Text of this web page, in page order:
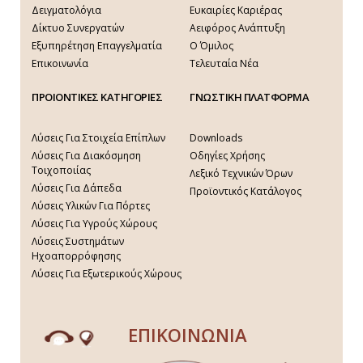
Δειγματολόγια
Δίκτυο Συνεργατών
Εξυπηρέτηση Επαγγελματία
Επικοινωνία
Ευκαιρίες Καριέρας
Αειφόρος Ανάπτυξη
Ο Όμιλος
Τελευταία Νέα
ΠΡΟΙΟΝΤΙΚΕΣ ΚΑΤΗΓΟΡΙΕΣ
Λύσεις Για Στοιχεία Επίπλων
Λύσεις Για Διακόσμηση
Τοιχοποιίας
Λύσεις Για Δάπεδα
Λύσεις Υλικών Για Πόρτες
Λύσεις Για Υγρούς Χώρους
Λύσεις Συστημάτων
Ηχοαπορρόφησης
Λύσεις Για Εξωτερικούς Χώρους
ΓΝΩΣΤΙΚΗ ΠΛΑΤΦΟΡΜΑ
Downloads
Οδηγίες Χρήσης
Λεξικό Τεχνικών Όρων
Προϊοντικός Κατάλογος
ΕΠΙΚΟΙΝΩΝΙΑ